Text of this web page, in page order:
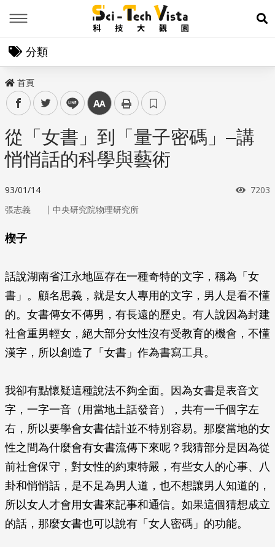
展
分類
首頁
facebooktwitter line 中
從「女書」到「量子密碼」–講
悄悄話的科學與藝術
93/01/14 瀏覽
7203
張志義 ｜ 中央研究院物理研究所
楔子
話說湖南省江永地區存在一種奇特的文字，稱為「女
書」。顧名思義，就是女人專用的文字，男人是看不懂
的。女書傳女不傳男，有長遠的歷史。有人說因為封建
社會重男輕女，絕大部分女性沒有受教育的機會，不懂
漢字，所以創造了「女書」作為書寫工具。
我卻有點懷疑這種說法不夠全面。因為女書是表音文
字，一字一音（用當地土話發音），共有一千個字左
右，所以要學會女書估計並不特別容易。那麼當地的女
性之間為什麼會有女書流傳下來呢？我猜部分是因為從
前社會保守，對女性的約束特嚴，有些女人的心事、八
卦和悄悄話，是不足為男人道，也不想讓男人知道的，
所以女人才會用女書來記事和通信。如果這個猜想成立
的話，那麼女書也可以說有「女人密碼」的功能。